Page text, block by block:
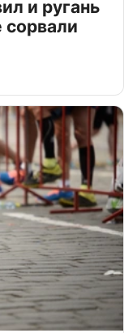
и ругань
сорвали